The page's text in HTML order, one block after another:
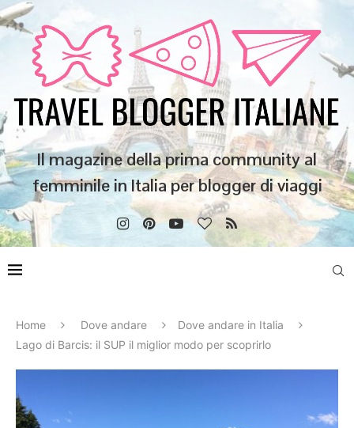
Il magazine della prima community al
femminile in Italia per blogger di viaggi
Home Dove andare
Dove andare in Italia
Lago di Barcis: il SUP il miglior modo per scoprirlo